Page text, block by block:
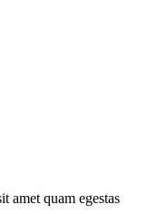
amet quam egestas